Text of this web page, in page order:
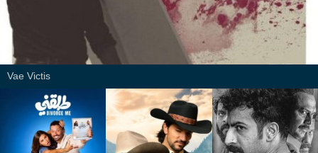
Vae Victis